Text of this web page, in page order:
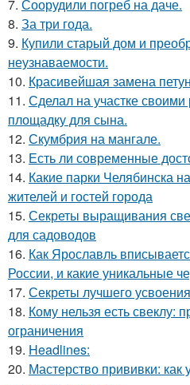
7. Соорудили погреб на даче.
8. За три года.
9. Купили старый дом и
неузнаваемости.
10. Красивейшая замена
11. Сделал на участке
площадку для сына.
12. Скумбрия на мангале.
13. Есть ли современные
14. Какие парки Челябинска
жителей и гостей города
15. Секреты выращивания
для садоводов
16. Как Ярославль
России, и какие уникальные
17. Секреты лучшего
18. Кому нельзя есть свеклу:
ограничения
19. Headlines:
20. Мастерство прививки: как